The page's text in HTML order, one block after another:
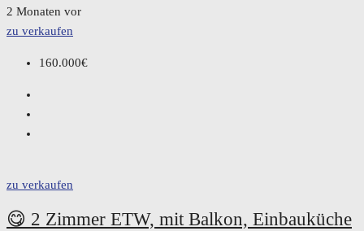
2 Monaten vor
zu verkaufen
160.000€
zu verkaufen
😋 2 Zimmer ETW, mit Balkon, Einbauküche